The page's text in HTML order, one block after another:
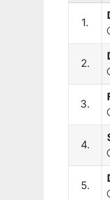
1.
2.
3.
4.
5.